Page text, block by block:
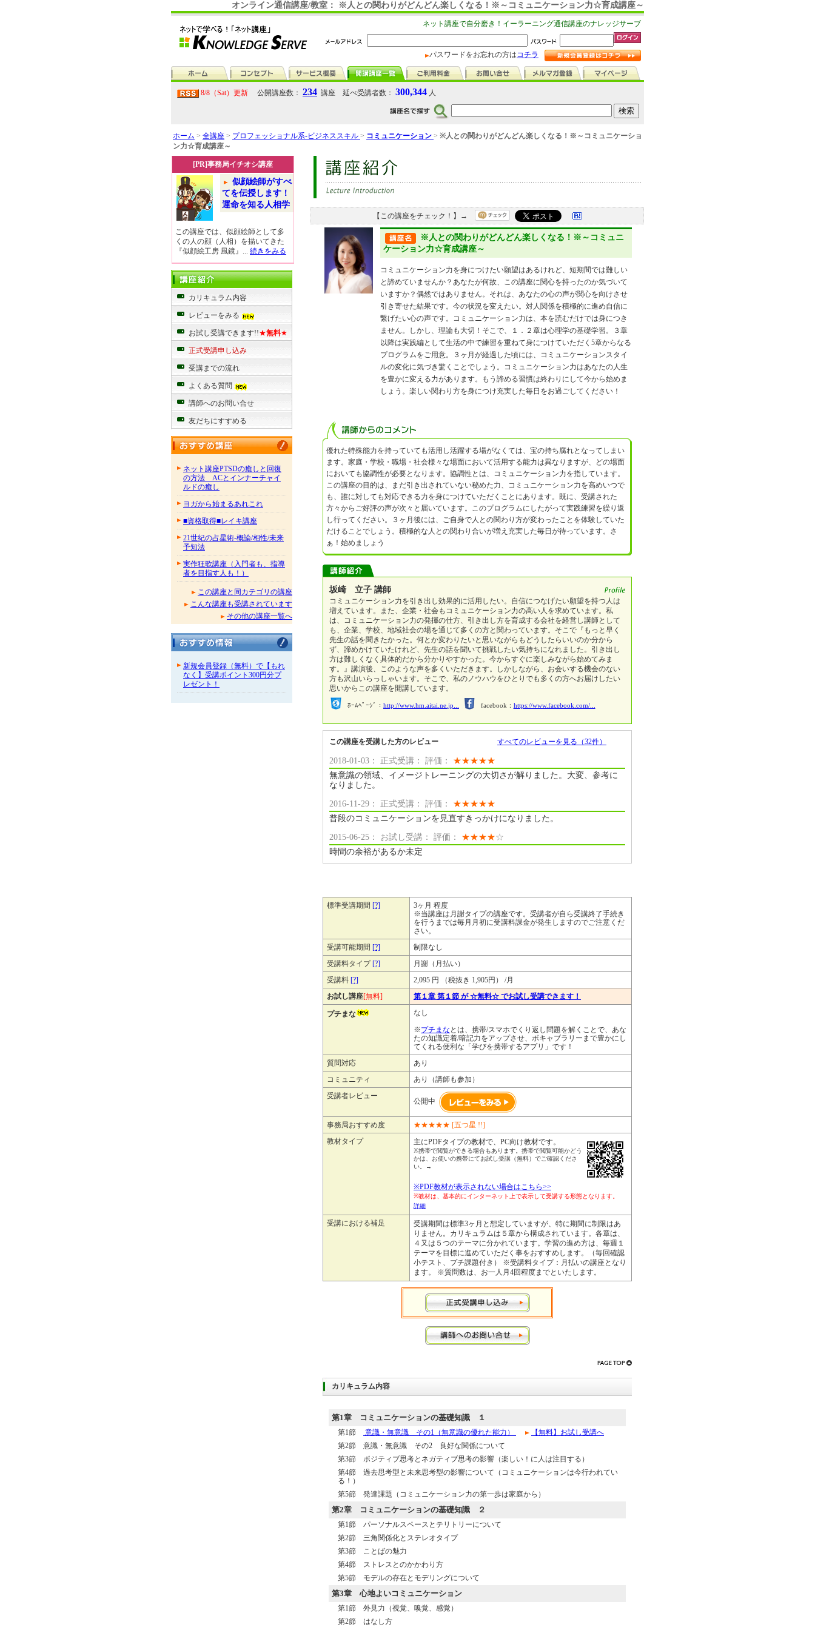
オンライン通信講座/教室： ※人との関わりがどんどん楽しくなる！※～コミュニケーション力☆育成講座～
ネット講座で自分磨き！イーラーニング通信講座のナレッジサーブ
パスワードをお忘れの方はコチラ
8/8（Sat）更新 公開講座数： 234 講座 延べ受講者数： 300,344 人
ホーム > 全講座 > プロフェッショナル系-ビジネススキル > コミュニケーション > ※人との関わりがどんどん楽しくなる！※～コミュニケーショ
ン力☆育成講座～
[PR]事務局イチオシ講座
似顔絵師がすべ
てを伝授します！
運命を知る人相学
この講座では、似顔絵師として多
くの人の顔（人相）を描いてきた
『似顔絵工房 風鏡』... 続きをみる
カリキュラム内容
レビューをみる
お試し受講できます!!★無料★
正式受講申し込み
受講までの流れ
よくある質問
講師へのお問い合せ
友だちにすすめる
ネット講座PTSDの癒しと回復
の方法 ACとインナーチャイ
ルドの癒し
ヨガから始まるあれこれ
■資格取得■レイキ講座
21世紀の占星術-概論/相性/未来
予知法
実作狂歌講座（入門者も、指導
者を目指す人も！）
この講座と同カテゴリの講座
こんな講座も受講されています
その他の講座一覧へ
新規会員登録（無料）で【もれ
なく】受講ポイント300円分プ
レゼント！
【この講座をチェック！】→
※人との関わりがどんどん楽しくなる！※～コミュニ
ケーション力☆育成講座～
コミュニケーション力を身につけたい願望はあるけれど、短期間では難しい
と諦めていませんか？あなたが何故、この講座に関心を持ったのか気づいて
いますか？偶然ではありません。それは、あなたの心の声が関心を向けさせ
引き寄せた結果です。今の状況を変えたい。対人関係を積極的に進め自信に
繋げたい心の声です。コミュニケーション力は、本を読むだけでは身につき
ません。しかし、理論も大切！そこで、１．２章は心理学の基礎学習。３章
以降は実践編として生活の中で練習を重ねて身につけていただく5章からなる
プログラムをご用意。３ヶ月が経過した頃には、コミュニケーションスタイ
ルの変化に気づき驚くことでしょう。コミュニケーション力はあなたの人生
を豊かに変える力があります。もう諦める習慣は終わりにして今から始めま
しょう。楽しい関わり方を身につけ充実した毎日をお過ごしてください！
優れた特殊能力を持っていても活用し活躍する場がなくては、宝の持ち腐れとなってしまい
ます。家庭・学校・職場・社会様々な場面において活用する能力は異なりますが、どの場面
においても協調性が必要となります。協調性とは、コミュニケーション力を指しています。
この講座の目的は、まだ引き出されていない秘めた力、コミュニケーション力を高めいつで
も、誰に対しても対応できる力を身につけていただくことにあります。既に、受講された
方々からご好評の声が次々と届いています。このプログラムにしたがって実践練習を繰り返
し行ってください。３ヶ月後には、ご自身で人との関わり方が変わったことを体験していた
だけることでしょう。積極的な人との関わり合いが増え充実した毎日が待っています。さ
ぁ！始めましょう
坂崎 立子 講師
コミュニケーション力を引き出し効果的に活用したい。自信につなげたい願望を持つ人は
増えています。また、企業・社会もコミュニケーション力の高い人を求めています。私
は、コミュニケーション力の発揮の仕方、引き出し方を育成する会社を経営し講師として
も、企業、学校、地域社会の場を通じて多くの方と関わっています。そこで『もっと早く
先生の話を聞きたかった。何とか変わりたいと思いながらもどうしたらいいのか分から
ず、諦めかけていたけれど、先生の話を聞いて挑戦したい気持ちになれました。引き出し
方は難しくなく具体的だから分かりやすかった。今からすぐに楽しみながら始めてみま
す。』講演後、このような声を多くいただきます。しかしながら、お会いする機会のない
方も沢山いらっしゃいます。そこで、私のノウハウをひとりでも多くの方へお届けしたい
思いからこの講座を開講しています。
ﾎｰﾑﾍﾟｰｼﾞ： http://www.hm.aitai.ne.jp... facebook： https://www.facebook.com/...
この講座を受講した方のレビュー すべてのレビューを見る（32件）
2018-01-03： 正式受講： 評価： ★★★★★
無意識の領域、イメージトレーニングの大切さが解りました。大変、参考に
なりました。
2016-11-29： 正式受講： 評価： ★★★★★
普段のコミュニケーションを見直すきっかけになりました。
2015-06-25： お試し受講： 評価： ★★★★☆
時間の余裕があるか未定
標準受講期間 [?]
3ヶ月 程度
※当講座は月謝タイプの講座です。受講者が自ら受講終了手続き
を行うまでは毎月月初に受講料課金が発生しますのでご注意くだ
さい。
受講可能期間 [?]
制限なし
受講料タイプ[?]
月謝（月払い）
受講料 [?]
2,095 円 （税抜き 1,905円） /月
お試し講座[無料] 第１章 第１節 が ☆無料☆ でお試し受講できます！
プチまな
なし
※プチまな とは、携帯/スマホでくり返し問題を解くことで、あな
たの知識定着/暗記力をアップさせ、ボキャブラリーまで豊かにし
てくれる便利な「学びを携帯するアプリ」です！
質問対応
あり
コミュニティ
あり（講師も参加）
受講者レビュー
公開中
事務局おすすめ度 ★★★★★ [五つ星 !!]
教材タイプ
主にPDFタイプの教材で、PC向け教材です。
※携帯で閲覧ができる場合もあります。携帯で閲覧可能かどう
かは、お使いの携帯にてお試し受講（無料）でご確認くださ
い。→
※PDF教材が表示されない場合はこちら>>
※教材は、基本的にインターネット上で表示して受講する形態となります。
詳細
受講における補足
受講期間は標準3ヶ月と想定していますが、特に期間に制限はあ
りません。カリキュラムは５章から構成されています。各章は、
４又は５つのテーマに分かれています。学習の進め方は、毎週１
テーマを目標に進めていただく事をおすすめします。（毎回確認
小テスト、プチ課題付き） ※受講料タイプ：月払いの講座となり
ます。 ※質問数は、お一人月4回程度までといたします。
カリキュラム内容
第1章 コミュニケーションの基礎知識 １
第1節 意識・無意識 その1（無意識の優れた能力）
【無料】お試し受講へ
第2節 意識・無意識 その2 良好な関係について
第3節 ポジティブ思考とネガティブ思考の影響（楽しい！に人は注目する）
第4節 過去思考型と未来思考型の影響について（コミュニケーションは今行われてい
る！）
第5節 発達課題（コミュニケーション力の第一歩は家庭から）
第2章 コミュニケーションの基礎知識 ２
第1節 パーソナルスペースとテリトリーについて
第2節 三角関係化とステレオタイプ
第3節 ことばの魅力
第4節 ストレスとのかかわり方
第5節 モデルの存在とモデリングについて
第3章 心地よいコミュニケーション
第1節 外見力（視覚、嗅覚、感覚）
第2節 はなし方